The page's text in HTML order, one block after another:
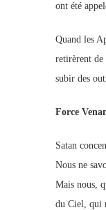
ont été
Quand les
retirèrent de
subir des
Force
Satan
Nous ne
Mais nous,
du Ciel, qui